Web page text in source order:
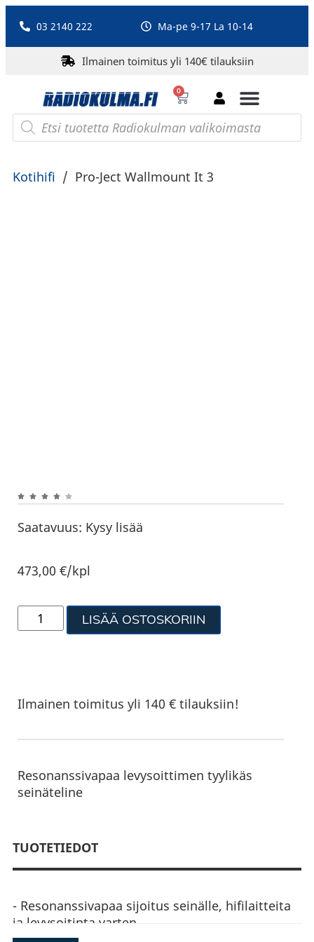
03 2140 222 Ma-pe 9-17 La 10-14
Ilmainen toimitus yli 140€ tilauksiin
0
Kotihifi / Pro-Ject Wallmount It 3
Saatavuus: Kysy lisää
473,00€/kpl
LISÄÄ OSTOSKORIIN
Ilmainen toimitus yli 140 € tilauksiin!
Resonanssivapaa levysoittimen tyylikäs
seinäteline
TUOTETIEDOT
- Resonanssivapaa sijoitus seinälle, hifilaitteita
ja levysoitinta varten